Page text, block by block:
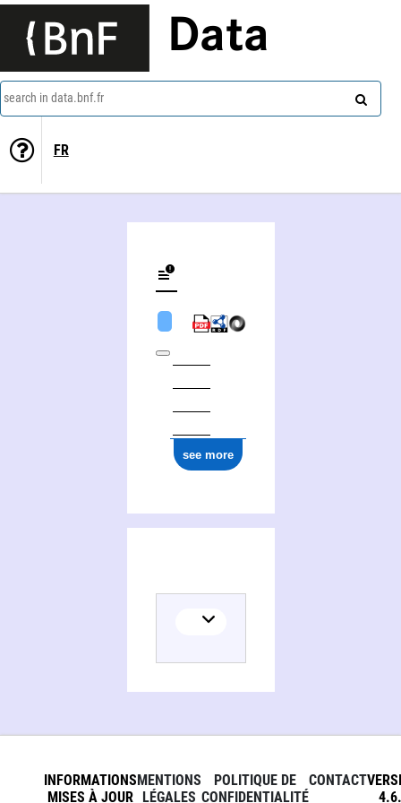
Data
search in data.bnf.fr
FR
see more
INFORMATIONS
MISES À JOUR
MENTIONS
LÉGALES
POLITIQUE DE
CONFIDENTIALITÉ
CONTACT